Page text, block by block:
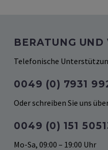
BERATUNG UND
Telefonische
0049 (0) 7931
Oder schreiben Sie uns
0049 (‭0) 151
Mo-Sa, 09:00 – 19:00 Uhr